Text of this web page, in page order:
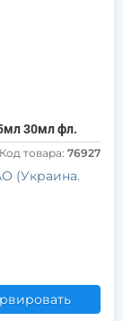
30мл фл.
Код товара: 76927
(Украина.